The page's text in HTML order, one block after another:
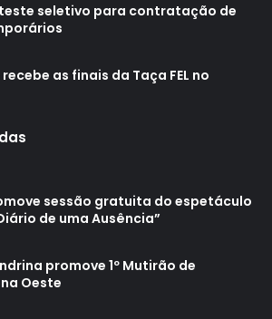
seletivo para contratação de
as finais da Taça FEL no
sessão gratuita do espetáculo
de uma Ausência”
promove 1º Mutirão de
Oeste